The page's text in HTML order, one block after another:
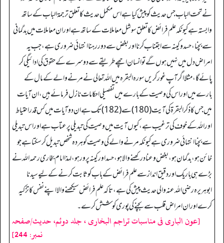
نے تحت الباب جس حدیث کو پیش کیا ہے اس مکمل حدیث کا تعلق ترجمۃ الباب کے ساتھ
وابستہ ہے کیونکہ علم فرائض کا تعلق سوشل معاملات کے ساتھ ہے اور ان معاملات میں بدگمانی
سے بچنا، حسد و کینہ سے اجتناب کرنا اور بغض سے دور رہنا انتہائی ضروری ہے، جب یہ
امراض دل میں نہیں ہوں گے تو انسان اچھے طریقے سے دوسرے کے حقوق کی ادائیگی کر
پائے گا، مثلا اگر آپ غور کریں سورہ البقرہ میں اللہ تعالی نے مرنے والے کے مال کے
بارے میں اور اس کی وصیت کے بارے میں تفصیلی احکامات نازل فرمائے ہیں، ان آیات
میں جس کا ذکر البقرۃ کی آیت (180) سے (182) تک ہے ان دو آیات میں کس قدر احتیاط
اور اللہ کے خوف کی ترغیب ہے، کیوں آیت میں وصیت کی تبدیلی پر عتاب ہے اور اس تبدیلی
سے بچنا انتہائی ضروری ہے کیونکہ مرنے والے کی وصیت کو ہر دہ شخص تبدیل کر سکتا ہے جو
خائن ہو، بدگمان ہو، بغض و عناد رکھنے والا ہو، حسد اور کینہ پرور ہو، لہذا امام بخاری رحمہ اللہ نے
بڑے ہی باریک اور دقیق انداز سے علم فرائض کے باب کو ثابت کرنے کے لیے سیدنا
ابوہریرہ رضی اللہ عنہ والی حدیث پیش کی ہے، تاکہ علم فرائض سیکھنے والا اپنے نفس کا تزکیہ
کرے اور ان امراض قلب سے بچنے کی پوری کوشش کرے۔
[عون الباری فی مناسبات تراجم البخاری ، جلد دوئم، حدیث/صفحہ
نمبر: 244]